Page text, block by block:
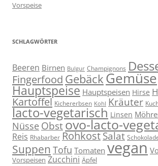
Vorspeise
SCHLAGWÖRTER
Beeren Birnen Bulgur Champignons
Fingerfood Gebäck Gemüse
Hauptspeise Hauptspeisen Hirse
Kartoffel Kichererbsen Kohl Kräuter
lacto-vegetarisch Linsen
Nüsse Obstovo-lacto-
Reis Rhabarber RohkostSalat
Suppen Tofu Tomaten vegan
Vorspeisen Zucchini Äpfel